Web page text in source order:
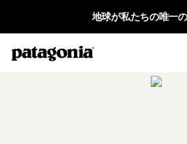
地球が私たちの唯一